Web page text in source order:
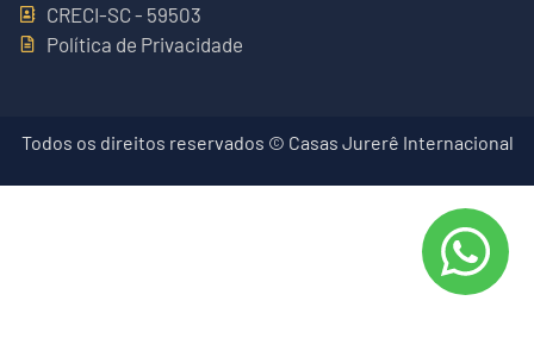
CRECI-SC - 59503
Política de Privacidade
Todos os direitos reservados © Casas Jurerê Internacional